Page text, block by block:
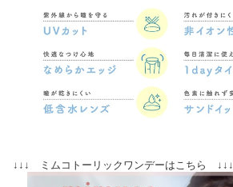
↓↓↓ ミムコトーリックワンデーはこちら ↓↓↓